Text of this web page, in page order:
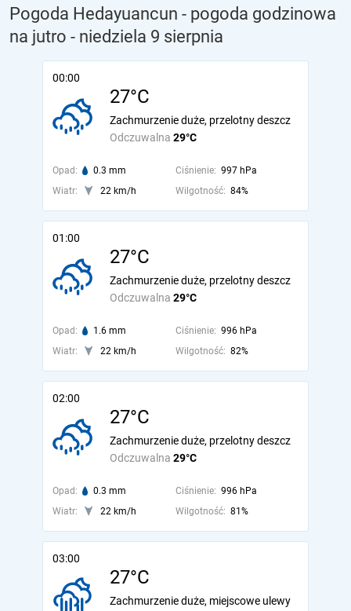
Pogoda Hedayuancun - pogoda godzinowa
na jutro - niedziela 9 sierpnia
00:00
27°C
Odczuwalna 29°C
Zachmurzenie duże, przelotny deszcz
Opad: 0.3 mm Ciśnienie: 997 hPa
Wiatr:
22 km/h Wilgotność: 84%
01:00
27°C
Odczuwalna 29°C
Zachmurzenie duże, przelotny deszcz
Opad: 1.6 mm Ciśnienie: 996 hPa
Wiatr:
22 km/h Wilgotność: 82%
02:00
27°C
Odczuwalna 29°C
Zachmurzenie duże, przelotny deszcz
Opad: 0.3 mm Ciśnienie: 996 hPa
Wiatr:
22 km/h Wilgotność: 81%
03:00
27°C
Zachmurzenie duże, miejscowe ulewy